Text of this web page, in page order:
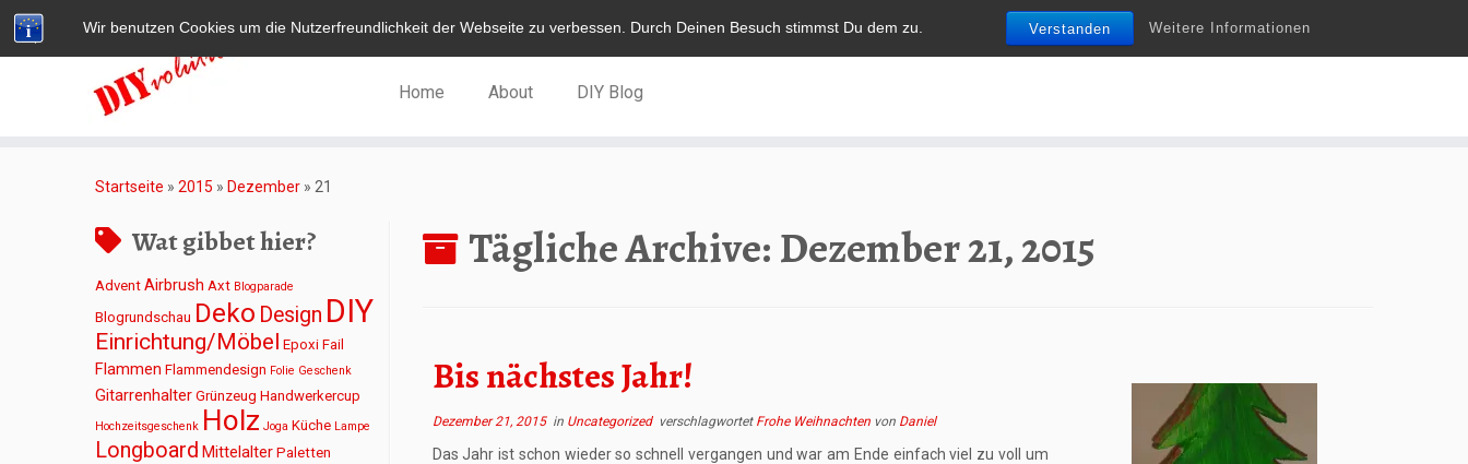
Wir benutzen Cookies um die Nutzerfreundlichkeit der Webseite zu verbessen. Durch Deinen Besuch stimmst Du dem zu. Verstanden Weitere Informationen
Do it yourself ist nicht nur ein Trend…
Home About DIY Blog
Startseite » 2015 » Dezember » 21
Wat gibbet hier?
Advent Airbrush Axt Blogparade
Blogrundschau Deko Design DIY
Einrichtung/Möbel Epoxi Fail
Flammen Flammendesign Folie Geschenk
Gitarrenhalter Grünzeug Handwerkercup
Hochzeitsgeschenk Holz Joga Küche Lampe
Longboard Mittelalter Paletten
Tägliche Archive:Dezember 21, 2015
Bis nächstes Jahr!
Dezember 21, 2015in Uncategorized verschlagwortet Frohe Weihnachten von Daniel
Das Jahr ist schon wieder so schnell vergangen und war am Ende einfach viel zu voll um